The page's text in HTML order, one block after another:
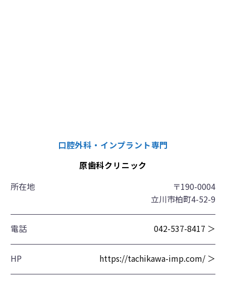
口腔外科・インプラント専門
原歯科クリニック
所在地
〒190-0004
立川市柏町4-52-9
電話 042-537-8417 ＞
HP https://tachikawa-imp.com/ ＞